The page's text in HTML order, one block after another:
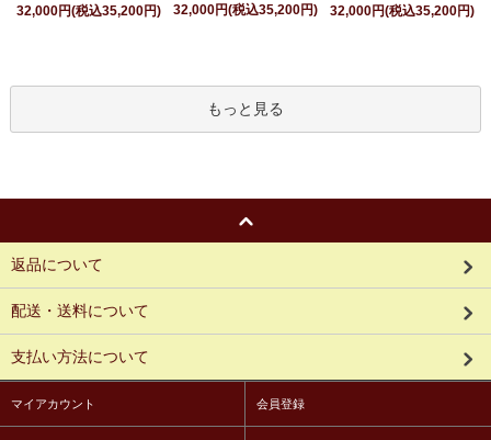
32,000円(税込35,200円)
32,000円(税込35,200円)
32,000円(税込35,200円)
もっと見る
返品について
配送・送料について
支払い方法について
マイアカウント 会員登録